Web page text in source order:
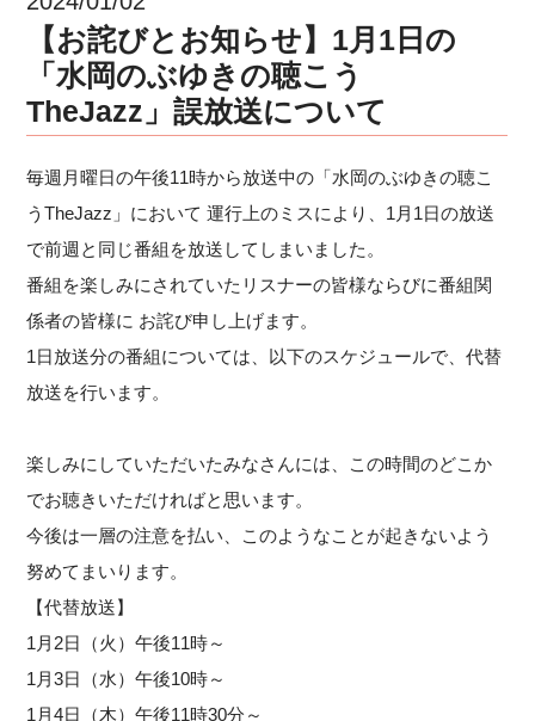
【お詫びとお知らせ】1月1日の
「水岡のぶゆきの聴こう
TheJazz」誤放送について
毎週月曜日の午後11時から放送中の「水岡のぶゆきの聴こ
うTheJazz」において 運行上のミスにより、1月1日の放送
で前週と同じ番組を放送してしまいました。
番組を楽しみにされていたリスナーの皆様ならびに番組関
係者の皆様に お詫び申し上げます。
1日放送分の番組については、以下のスケジュールで、代替
放送を行います。
楽しみにしていただいたみなさんには、この時間のどこか
でお聴きいただければと思います。
今後は一層の注意を払い、このようなことが起きないよう
努めてまいります。
【代替放送】
1月2日（火）午後11時～
1月3日（水）午後10時～
1月4日（木）午後11時30分～